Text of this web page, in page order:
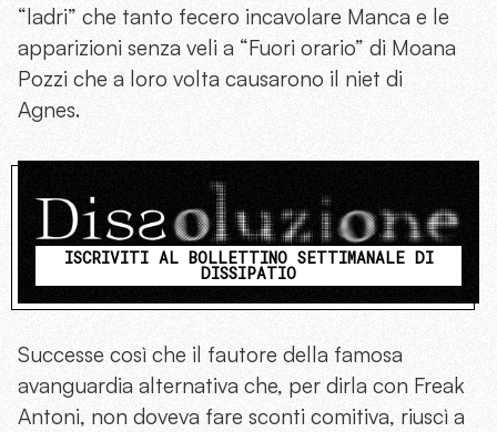
“ladri” che tanto fecero incavolare Manca e le
apparizioni senza veli a “Fuori orario” di Moana
Pozzi che a loro volta causarono il niet di
Agnes.
ISCRIVITI AL BOLLETTINO SETTIMANALE DI
DISSIPATIO
Successe così che il fautore della famosa
avanguardia alternativa che, per dirla con Freak
Antoni, non doveva fare sconti comitiva, riuscì a